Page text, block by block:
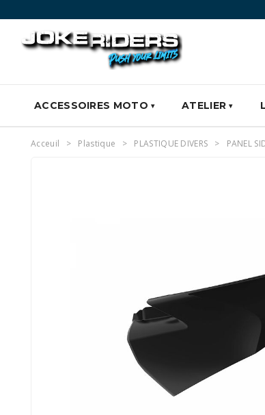
ACCESSOIRES MOTO ATELIER
Acceuil Plastique PLASTIQUE DIVERS PANEL